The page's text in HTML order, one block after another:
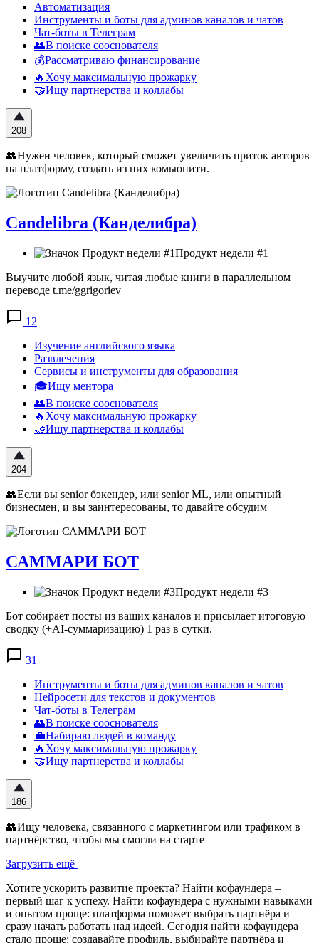
Автоматизация
Инструменты и боты для админов каналов и чатов
Чат-боты в Телеграм
👥В поиске сооснователя
💰Рассматриваю финансирование
🔥Хочу максимальную прожарку
🤝Ищу партнерства и коллабы
208
👥Нужен человек, который сможет увеличить приток авторов
на платформу, создать из них комьюнити.
Candelibra (Канделибра)
Продукт недели #1
Выучите любой язык, читая любые книги в параллельном
переводе t.me/ggrigoriev
12
Изучение английского языка
Развлечения
Сервисы и инструменты для образования
🎓Ищу ментора
👥В поиске сооснователя
🔥Хочу максимальную прожарку
🤝Ищу партнерства и коллабы
204
👥Если вы senior бэкендер, или senior ML, или опытный
бизнесмен, и вы заинтересованы, то давайте обсудим
САММАРИ БОТ
Продукт недели #3
Бот собирает посты из ваших каналов и присылает итоговую
сводку (+AI-суммаризацию) 1 раз в сутки.
31
Инструменты и боты для админов каналов и чатов
Нейросети для текстов и документов
Чат-боты в Телеграм
👥В поиске сооснователя
💼Набираю людей в команду
🔥Хочу максимальную прожарку
🤝Ищу партнерства и коллабы
186
👥Ищу человека, связанного с маркетингом или трафиком в
партнёрство, чтобы мы смогли на старте
Загрузить ещё
Хотите ускорить развитие проекта? Найти кофаундера –
первый шаг к успеху. Найти кофаундера с нужными навыками
и опытом проще: платформа поможет выбрать партнёра и
сразу начать работать над идеей. Сегодня найти кофаундера
стало проще: создавайте профиль, выбирайте партнёра и